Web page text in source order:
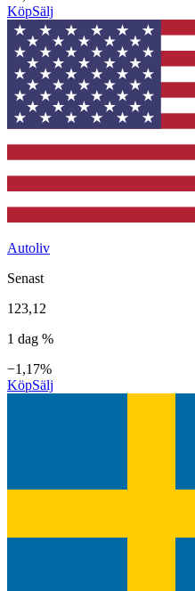
KöpSälj
Autoliv
Senast
123,12
1 dag %
−1,17%
KöpSälj